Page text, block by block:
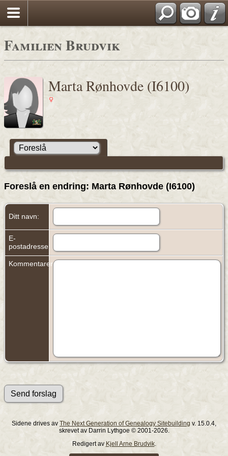
Familien Brudvik
Marta Rønhovde (I6100)
Foreslå en endring: Marta Rønhovde (I6100)
Ditt navn:
E-
postadresse:
Kommentarer:
Sidene drives av The Next Generation of Genealogy Sitebuilding v. 15.0.4,
skrevet av Darrin Lythgoe © 2001-2026.
Redigert av Kjell Arne Brudvik.